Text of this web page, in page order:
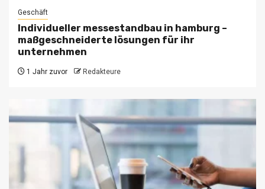
Geschäft
Individueller messestandbau in hamburg –
maßgeschneiderte lösungen für ihr
unternehmen
1 Jahr zuvor Redakteure